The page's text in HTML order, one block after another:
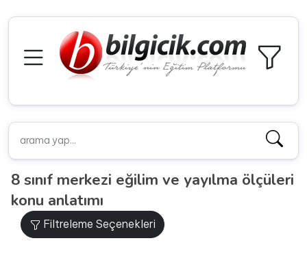
8 sınıf merkezi eğilim ve yayılma ölçüleri
konu anlatımı
Filtreleme Seçenekleri